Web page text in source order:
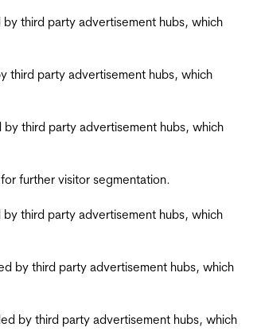
third party advertisement hubs, which
third party advertisement hubs, which
third party advertisement hubs, which
further visitor segmentation.
third party advertisement hubs, which
by third party advertisement hubs, which
by third party advertisement hubs, which